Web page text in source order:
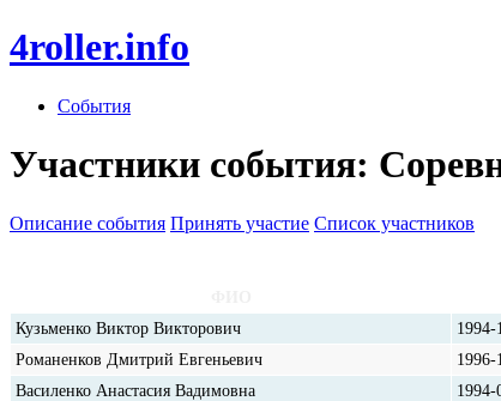
4roller.info
События
Участники события:
Описание события Принять участие Список участников
Кузьменко Виктор Викторович
1994-
Романенков Дмитрий Евгеньевич
1996-
Василенко Анастасия Вадимовна
1994-